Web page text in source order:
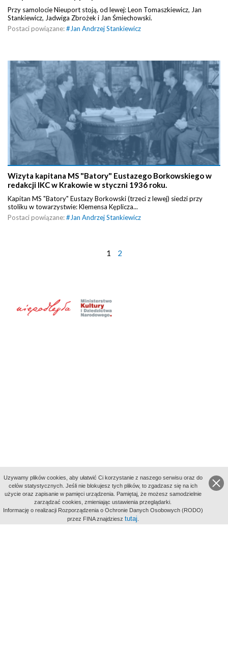
Przy samolocie Nieuport stoją, od lewej: Leon Tomaszkiewicz, Jan
Stankiewicz, Jadwiga Zbrożek i Jan Śmiechowski.
Postaci powiązane:# Jan Andrzej Stankiewicz
Wizyta kapitana MS "Batory" Eustazego Borkowskiego w
redakcji IKC w Krakowie w styczni 1936 roku.
Kapitan MS "Batory" Eustazy Borkowski (trzeci z lewej) siedzi przy
stoliku w towarzystwie: Klemensa Kęplicza...
Postaci powiązane:# Jan Andrzej Stankiewicz
1 2
aktywności
Uzywamy plików cookies, aby ułatwić Ci korzystanie z naszego serwisu oraz do
celów statystycznych. Jeśli nie blokujesz tych plików, to zgadzasz się na ich
użycie oraz zapisanie w pamięci urządzenia. Pamiętaj, że możesz samodzielnie
zarządzać cookies, zmieniając ustawienia przeglądarki.
Informację o realizacji Rozporządzenia o Ochronie Danych Osobowych (RODO)
przez FINA znajdziesz tutaj